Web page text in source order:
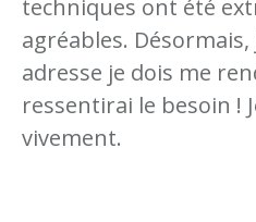
techniques ont été
agréables. Désormais,
adresse je dois me
ressentirai le besoin !
vivement.